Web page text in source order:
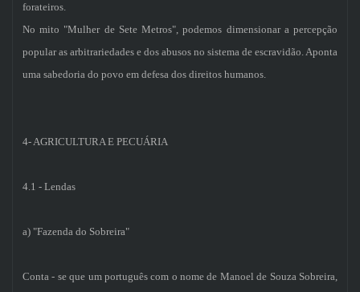
forateiros.
No mito "Mulher de Sete Metros", podemos dimensionar a percepção
popular as arbitrariedades e dos abusos no sistema de escravidão. Aponta
uma sabedoria do povo em defesa dos direitos humanos.
4- AGRICULTURA E PECUÁRIA
4.1 - Lendas
a) "Fazenda do Sobreira"
Conta - se que um português com o nome de Manoel de Souza Sobreira,